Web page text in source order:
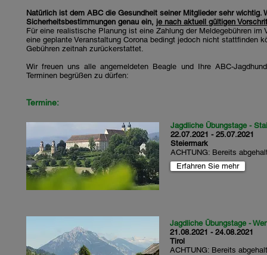
Natürlich ist dem ABC die Gesundheit seiner Mitglieder sehr wichtig.
Sicherheitsbestimmungen genau ein, je nach aktuell gültigen
Für eine realistische Planung ist eine Zahlung der Meldegebühren im
eine geplante Veranstaltung Corona bedingt jedoch nicht stattfinden
Gebühren zeitnah zurückerstattet.
Wir freuen uns alle angemeldeten Beagle und Ihre ABC-
Terminen begrüßen zu dürfen:
Termine:
Jagdliche Übungstage -
22.07.2021 - 25.07.2021
Steiermark
ACHTUNG: Bereits
Erfahren Sie mehr
Jagdliche Übungstage -
21.08.2021 - 24.08.2021
Tirol
ACHTUNG: Bereits